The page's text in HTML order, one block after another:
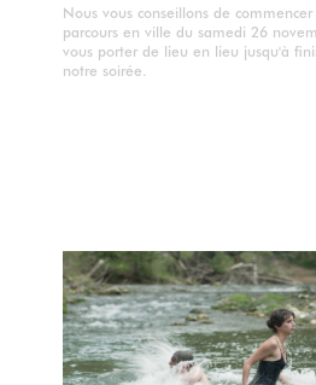
Nous vous conseillons de
parcours en ville du samedi 26
vous porter de lieu en lieu jusqu'à
notre soirée.